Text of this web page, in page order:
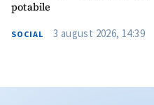
potabile
SOCIAL 3 august 2026, 14:39